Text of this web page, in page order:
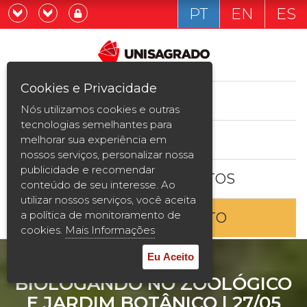
Graduação
Pós-graduação e MBA
Curta Duração
Vestibular
2ª Graduação
Transferência
Reingresso
Já sou estudande
Quero ser estudante
PT EN ES
ESTUDE AQUI
BOLSAS E DESCONTOS
ENTRE EM CONTATO
BIOLOGANDO NO ZOOLÓGICO
Cookies e Privacidade
Nós utilizamos cookies e outras
tecnologias semelhantes para
melhorar sua experiência em
nossos serviços, personalizar nossa
publicidade e recomendar
conteúdo de seu interesse. Ao
utilizar nossos serviços, você aceita
a política de monitoramento de
cookies. Mais Informações
Eu Aceito